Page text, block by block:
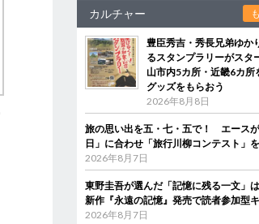
カルチャー
豊臣秀吉・秀長兄弟ゆか
るスタンプラリーがス
山市内5カ所・近畿6カ所
グッズをもらおう
2026年8月8日
旅の思い出を五・七・五で！ エース
日」に合わせ「旅行川柳コンテスト」
2026年8月7日
東野圭吾が選んだ「記憶に残る一文」
新作『永遠の記憶』発売で読者参加型
2026年8月7日